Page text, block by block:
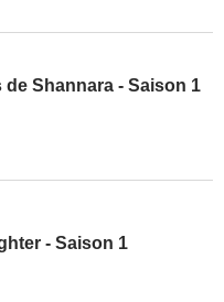
Shannara - Saison 1
- Saison 1